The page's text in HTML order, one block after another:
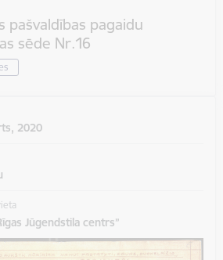
pašvaldības pagaidu
sēde Nr.16
2020
Jūgendstila centrs”